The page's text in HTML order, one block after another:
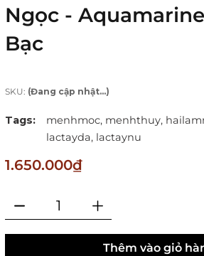
Ngọc -
Bạc
SKU: (Đang cập nhật...)
Tags: menhmoc, menhthuy,
lactayda, lactaynu
1.650.000₫
Thêm vào giỏ